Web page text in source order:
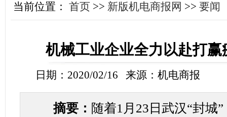
当前位置： 首页 >> 新版机电商报网 >> 要闻
机械工业企业全力以赴打
日期：2020/02/16 来源：机电商报
摘要： 随着1月23日武汉“封城